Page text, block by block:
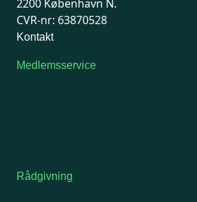
2200 København N.
CVR-nr: 63870528
Kontakt
Medlemsservice
Rådgivning